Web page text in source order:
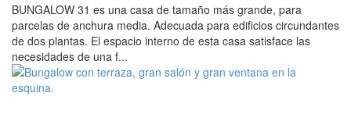
BUNGALOW 31 es una casa de tamaño más grande, para
parcelas de anchura media. Adecuada para edificios circundantes
de dos plantas. El espacio interno de esta casa satisface las
necesidades de una f...